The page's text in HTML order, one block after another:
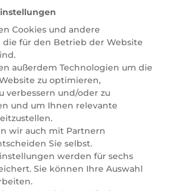
und bestellen Sie ganz
Beauty Routine direkt nach
Wunsch-Parfümerie liefern.
im Jahr 1984 in Paris gegründet
in Österreich vertreten. Mit rund 80
unserem Online Shop sind wir
Beautyhandel in
liefern wir auch nach
abwechselnde Aktionen und
zu allen Anlässen finden Sie bei
was Beauty Herzen höherschlagen
fest daran, dass Freude auf viele
werden kann. Vom beruhigenden
Cookies und andere
die für den Betrieb der Website
außerdem Technologien um die
zu optimieren,
verbessern und/oder zu
und um Ihnen relevante
wir auch mit Partnern
Sie selbst.
werden für sechs
Sie können Ihre Auswahl